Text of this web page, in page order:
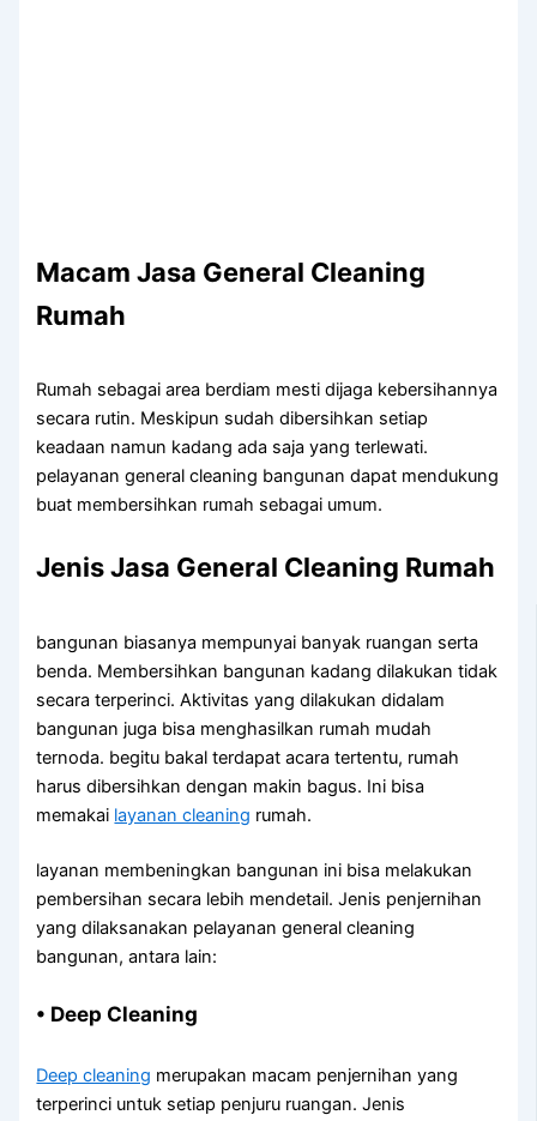
Macam Jasa General Cleaning
Rumah
Rumah sebagai area berdiam mesti dijaga kebersihannya
secara rutin. Meskipun sudah dibersihkan setiap
keadaan namun kadang ada saja yang terlewati.
pelayanan general cleaning bangunan dapat mendukung
buat membersihkan rumah sebagai umum.
Jenis Jasa General Cleaning Rumah
bangunan biasanya mempunyai banyak ruangan serta
benda. Membersihkan bangunan kadang dilakukan tidak
secara terperinci. Aktivitas yang dilakukan didalam
bangunan juga bisa menghasilkan rumah mudah
ternoda. begitu bakal terdapat acara tertentu, rumah
harus dibersihkan dengan makin bagus. Ini bisa
memakai layanan cleaning rumah.
layanan membeningkan bangunan ini bisa melakukan
pembersihan secara lebih mendetail. Jenis penjernihan
yang dilaksanakan pelayanan general cleaning
bangunan, antara lain:
• Deep Cleaning
Deep cleaning merupakan macam penjernihan yang
terperinci untuk setiap penjuru ruangan. Jenis